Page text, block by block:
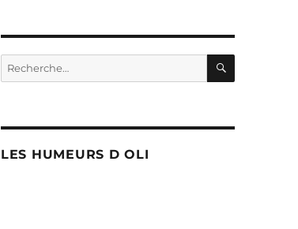
Recherche
pour :
LES HUMEURS D OLI